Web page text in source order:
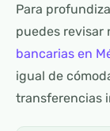
Para
puedes revisar
bancarias en
igual de
transferencias